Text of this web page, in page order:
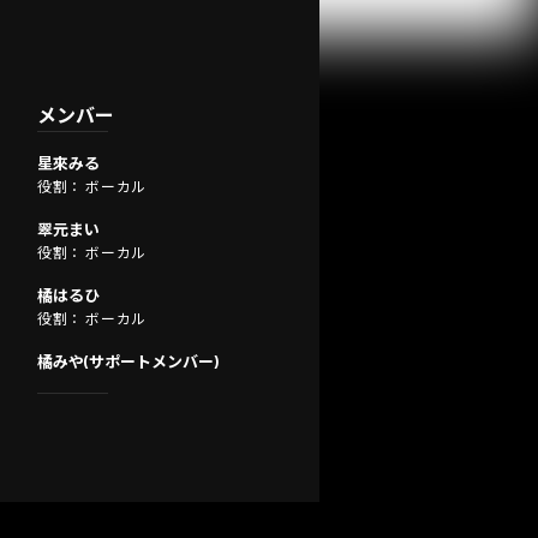
メンバー
星來みる
役割： ボーカル
翠元まい
役割： ボーカル
橘はるひ
役割： ボーカル
橘みや(サポートメンバー)